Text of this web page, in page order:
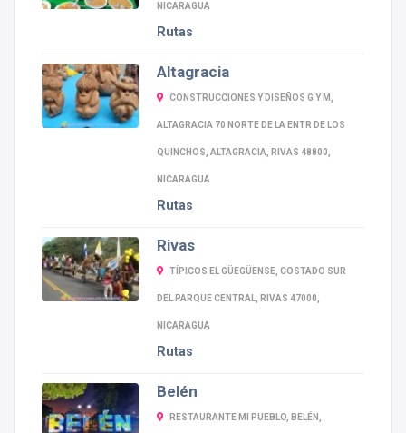
NICARAGUA
Rutas
Altagracia
CONSTRUCCIONES Y DISEÑOS G Y M,
ALTAGRACIA 70 NORTE DE LA ENTR DE LOS
QUINCHOS, ALTAGRACIA, RIVAS 48800,
NICARAGUA
Rutas
Rivas
TÍPICOS EL GÜEGÜENSE, COSTADO SUR
DEL PARQUE CENTRAL, RIVAS 47000,
NICARAGUA
Rutas
Belén
RESTAURANTE MI PUEBLO, BELÉN,